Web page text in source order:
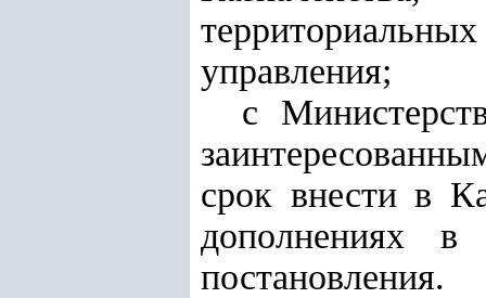
управления;
с
срок внести в
дополнениях в
постановления.